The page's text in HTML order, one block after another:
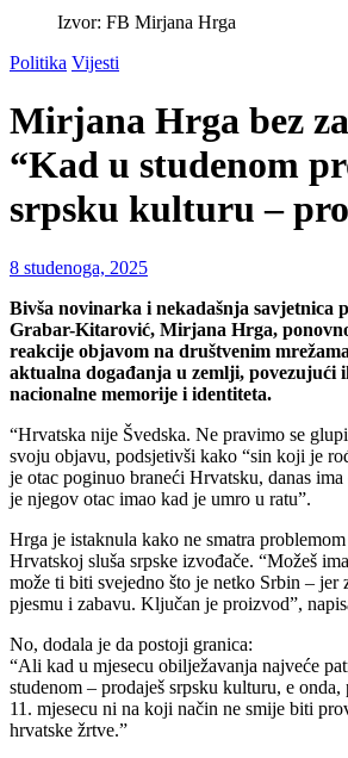
Izvor: FB Mirjana Hrga
Politika Vijesti
Mirjana Hrga bez
“Kad u studenom
srpsku kulturu –
8 studenoga, 2025
Bivša novinarka i nekadašnja savjetnica
Grabar-Kitarović, Mirjana Hrga,
reakcije objavom na društvenim
aktualna događanja u zemlji, povezujući
nacionalne memorije i identiteta.
“Hrvatska nije Švedska. Ne pravimo se
svoju objavu, podsjetivši kako “sin koji je
je otac poginuo braneći Hrvatsku, danas
je njegov otac imao kad je umro u ratu”.
Hrga je istaknula kako ne smatra
Hrvatskoj sluša srpske izvođače. “Možeš
može ti biti svejedno što je netko Srbin – jer
pjesmu i zabavu. Ključan je proizvod”,
No, dodala je da postoji granica:
“Ali kad u mjesecu obilježavanja najveće
studenom – prodaješ srpsku kulturu, e
11. mjesecu ni na koji način ne smije biti
hrvatske žrtve.”